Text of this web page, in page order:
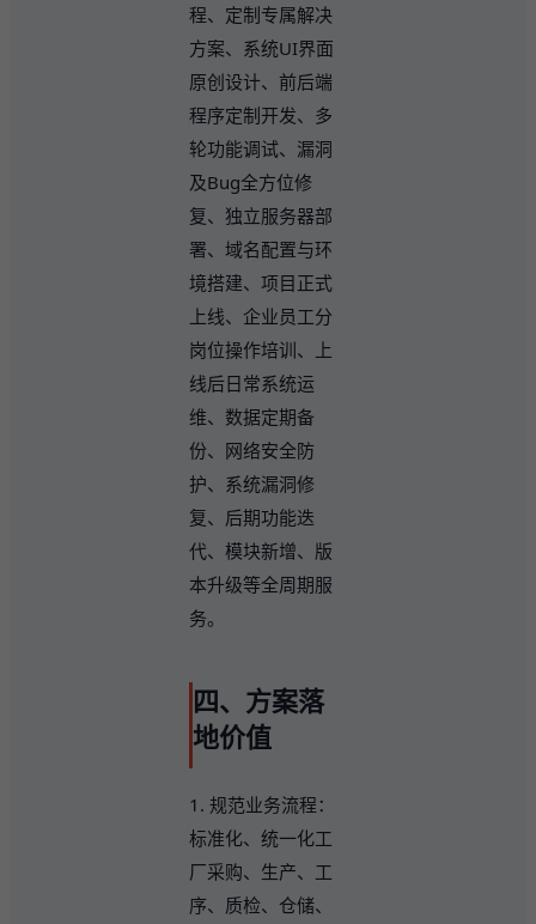
程、定制专属解决
方案、系统UI界面
原创设计、前后端
程序定制开发、多
轮功能调试、漏洞
及Bug全方位修
复、独立服务器部
署、域名配置与环
境搭建、项目正式
上线、企业员工分
岗位操作培训、上
线后日常系统运
维、数据定期备
份、网络安全防
护、系统漏洞修
复、后期功能迭
代、模块新增、版
本升级等全周期服
务。
四、方案落
地价值
1. 规范业务流程：
标准化、统一化工
厂采购、生产、工
序、质检、仓储、